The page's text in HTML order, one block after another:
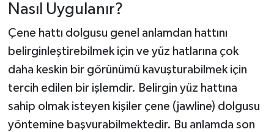
Nasıl Uygulanır?
Çene hattı dolgusu genel anlamdan hattını
belirginleştirebilmek için ve yüz hatlarına çok
daha keskin bir görünümü kavuşturabilmek için
tercih edilen bir işlemdir. Belirgin yüz hattına
sahip olmak isteyen kişiler çene (jawline) dolgusu
yöntemine başvurabilmektedir. Bu anlamda son